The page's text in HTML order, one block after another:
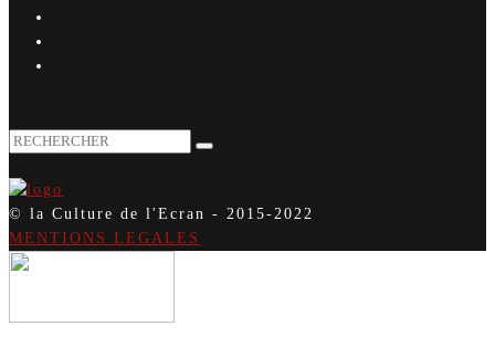
© la Culture de l'Ecran - 2015-2022
MENTIONS LEGALES